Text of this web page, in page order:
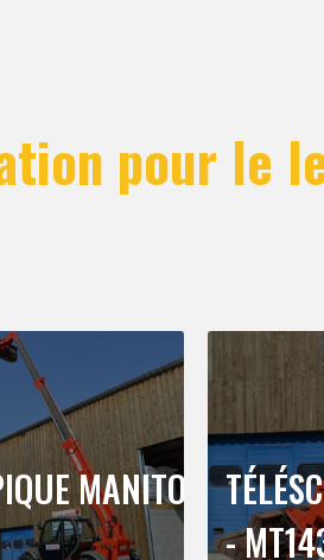
pour le
MANITOU
-